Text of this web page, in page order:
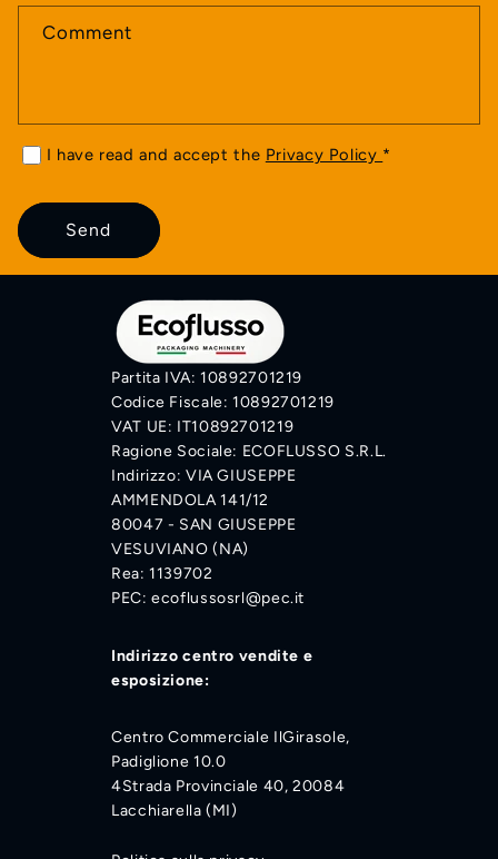
o
Comment
I have read and accept the Privacy Policy *
Send
Partita IVA: 10892701219
Codice Fiscale: 10892701219
VAT UE: IT10892701219
Ragione Sociale: ECOFLUSSO S.R.L.
Indirizzo: VIA GIUSEPPE
AMMENDOLA 141/12
80047 - SAN GIUSEPPE
VESUVIANO (NA)
Rea: 1139702
PEC: ecoflussosrl@pec.it
Indirizzo centro vendite e
esposizione:
Centro Commerciale IlGirasole,
Padiglione 10.0
4Strada Provinciale 40, 20084
Lacchiarella (MI)